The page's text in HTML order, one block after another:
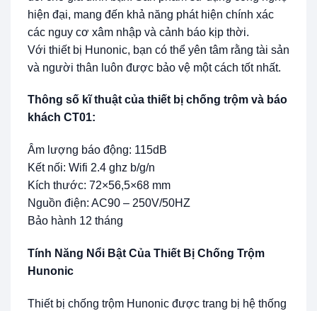
hiện đại, mang đến khả năng phát hiện chính xác
các nguy cơ xâm nhập và cảnh báo kịp thời.
Với thiết bị Hunonic, bạn có thể yên tâm rằng tài sản
và người thân luôn được bảo vệ một cách tốt nhất.
Thông số kĩ thuật của thiết bị chống trộm và báo
khách CT01:
Âm lượng báo động: 115dB
Kết nối: Wifi 2.4 ghz b/g/n
Kích thước: 72×56,5×68 mm
Nguồn điện: AC90 – 250V/50HZ
Bảo hành 12 tháng
Tính Năng Nổi Bật Của Thiết Bị Chống Trộm
Hunonic
Thiết bị chống trộm Hunonic được trang bị hệ thống